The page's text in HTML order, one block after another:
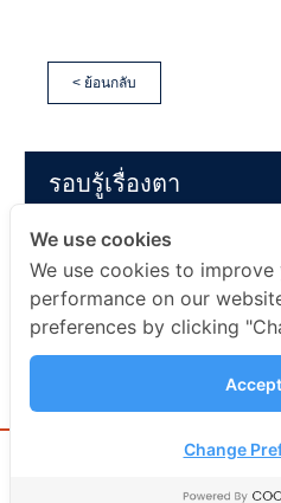
< ย้อนกลับ
รอบรู้เรื่องตา
ดวงตาของเรา
ความรู้เกี่ยวกับสายตา
We use cookies
We use cookies to
performance on our
preferences by clicking
Change